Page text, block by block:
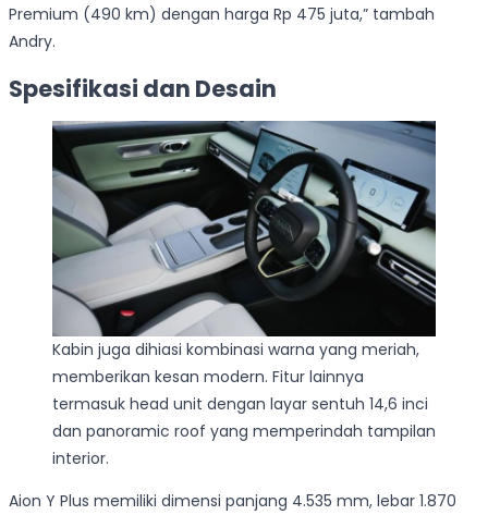
Premium (490 km) dengan harga Rp 475 juta,” tambah
Andry.
Spesifikasi dan Desain
Kabin juga dihiasi kombinasi warna yang meriah,
memberikan kesan modern. Fitur lainnya
termasuk head unit dengan layar sentuh 14,6 inci
dan panoramic roof yang memperindah tampilan
interior.
Aion Y Plus memiliki dimensi panjang 4.535 mm, lebar 1.870